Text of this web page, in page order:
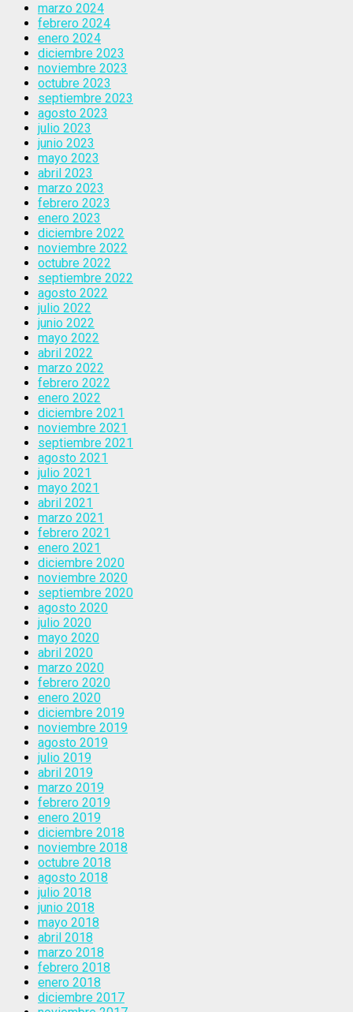
marzo 2024
febrero 2024
enero 2024
diciembre 2023
noviembre 2023
octubre 2023
septiembre 2023
agosto 2023
julio 2023
junio 2023
mayo 2023
abril 2023
marzo 2023
febrero 2023
enero 2023
diciembre 2022
noviembre 2022
octubre 2022
septiembre 2022
agosto 2022
julio 2022
junio 2022
mayo 2022
abril 2022
marzo 2022
febrero 2022
enero 2022
diciembre 2021
noviembre 2021
septiembre 2021
agosto 2021
julio 2021
mayo 2021
abril 2021
marzo 2021
febrero 2021
enero 2021
diciembre 2020
noviembre 2020
septiembre 2020
agosto 2020
julio 2020
mayo 2020
abril 2020
marzo 2020
febrero 2020
enero 2020
diciembre 2019
noviembre 2019
agosto 2019
julio 2019
abril 2019
marzo 2019
febrero 2019
enero 2019
diciembre 2018
noviembre 2018
octubre 2018
agosto 2018
julio 2018
junio 2018
mayo 2018
abril 2018
marzo 2018
febrero 2018
enero 2018
diciembre 2017